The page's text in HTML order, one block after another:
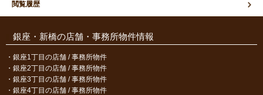
閲覧履歴
銀座・新橋の店舗・事務所物件情報
銀座1丁目の店舗 / 事務所物件
銀座2丁目の店舗 / 事務所物件
銀座3丁目の店舗 / 事務所物件
銀座4丁目の店舗 / 事務所物件